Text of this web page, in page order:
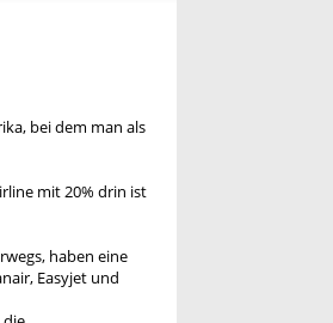
bei dem man als
mit 20% drin ist
haben eine
Easyjet und